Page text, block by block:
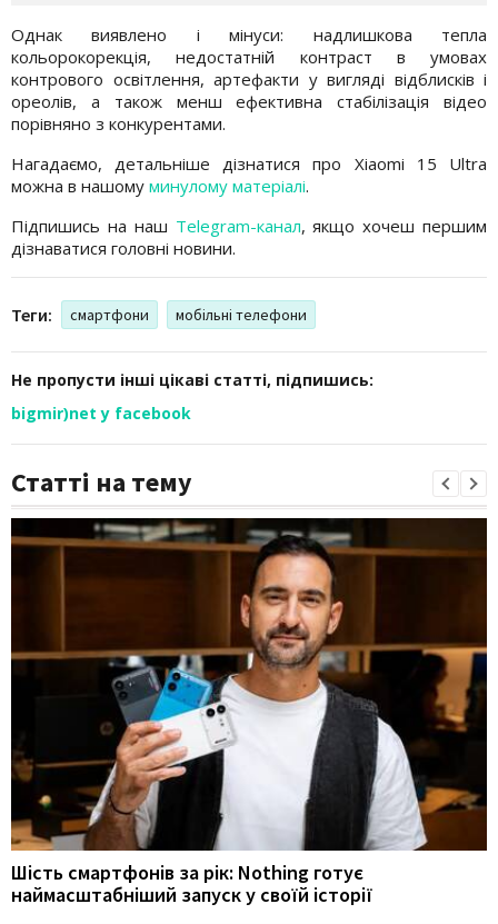
Однак виявлено і мінуси: надлишкова тепла
кольорокорекція, недостатній контраст в умовах
контрового освітлення, артефакти у вигляді відблисків і
ореолів, а також менш ефективна стабілізація відео
порівняно з конкурентами.
Нагадаємо, детальніше дізнатися про Xiaomi 15 Ultra
можна в нашому минулому матеріалі.
Підпишись на наш Telegram-канал, якщо хочеш першим
дізнаватися головні новини.
Теги: смартфони мобільні телефони
Не пропусти інші цікаві статті, підпишись:
bigmir)net у facebook
Статті на тему
Шість смартфонів за рік: Nothing готує
наймасштабніший запуск у своїй історії